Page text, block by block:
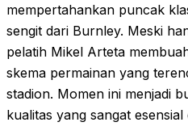
mempertahankan puncak
sengit dari Burnley. Meski
pelatih Mikel Arteta
skema permainan yang
stadion. Momen ini menjadi
kualitas yang sangat